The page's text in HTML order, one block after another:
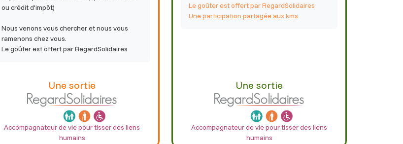
ou crédit d’impôt)
Nous venons vous chercher et nous vous
ramenons chez vous.
Le goûter est offert par RegardSolidaires
Une sortie
Accompagnateur de vie pour tisser des liens
humains
Le goûter est offert par RegardSolidaires
Une participation partagée aux kms
Une sortie
Accompagnateur de vie pour tisser des liens
humains